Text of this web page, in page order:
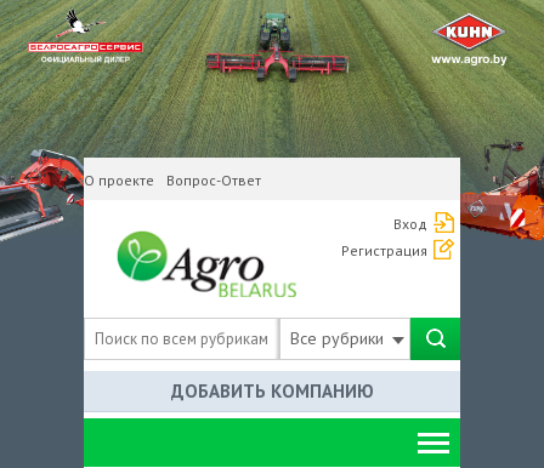
О проекте Вопрос-Ответ
Вход
Регистрация
Все рубрики
ДОБАВИТЬ КОМПАНИЮ